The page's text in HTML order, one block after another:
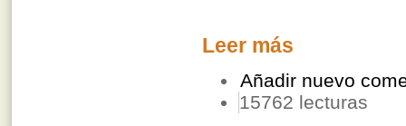
Leer más
Añadir nuevo
15762 lecturas